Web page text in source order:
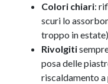
Colori chiari:
scuri lo
troppo in
Rivolgiti
posa delle
riscaldamento